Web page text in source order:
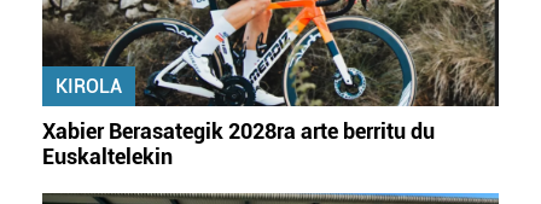
KIROLA
Xabier Berasategik 2028ra arte berritu du
Euskaltelekin